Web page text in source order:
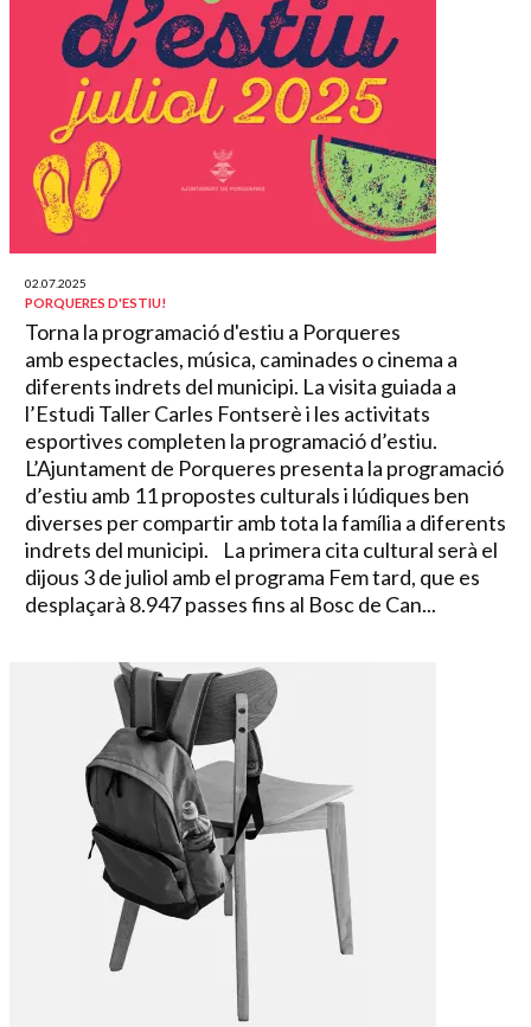
02.07.2025
PORQUERES D'ESTIU!
Torna la programació d'estiu a Porqueres
amb espectacles, música, caminades o cinema a
diferents indrets del municipi. La visita guiada a
l’Estudi Taller Carles Fontserè i les activitats
esportives completen la programació d’estiu.
L’Ajuntament de Porqueres presenta la programació
d’estiu amb 11 propostes culturals i lúdiques ben
diverses per compartir amb tota la família a diferents
indrets del municipi. La primera cita cultural serà el
dijous 3 de juliol amb el programa Fem tard, que es
desplaçarà 8.947 passes fins al Bosc de Can...